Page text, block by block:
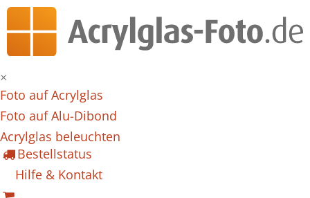
×
Foto auf Acrylglas
Foto auf Alu-Dibond
Acrylglas beleuchten
Bestellstatus
Hilfe & Kontakt